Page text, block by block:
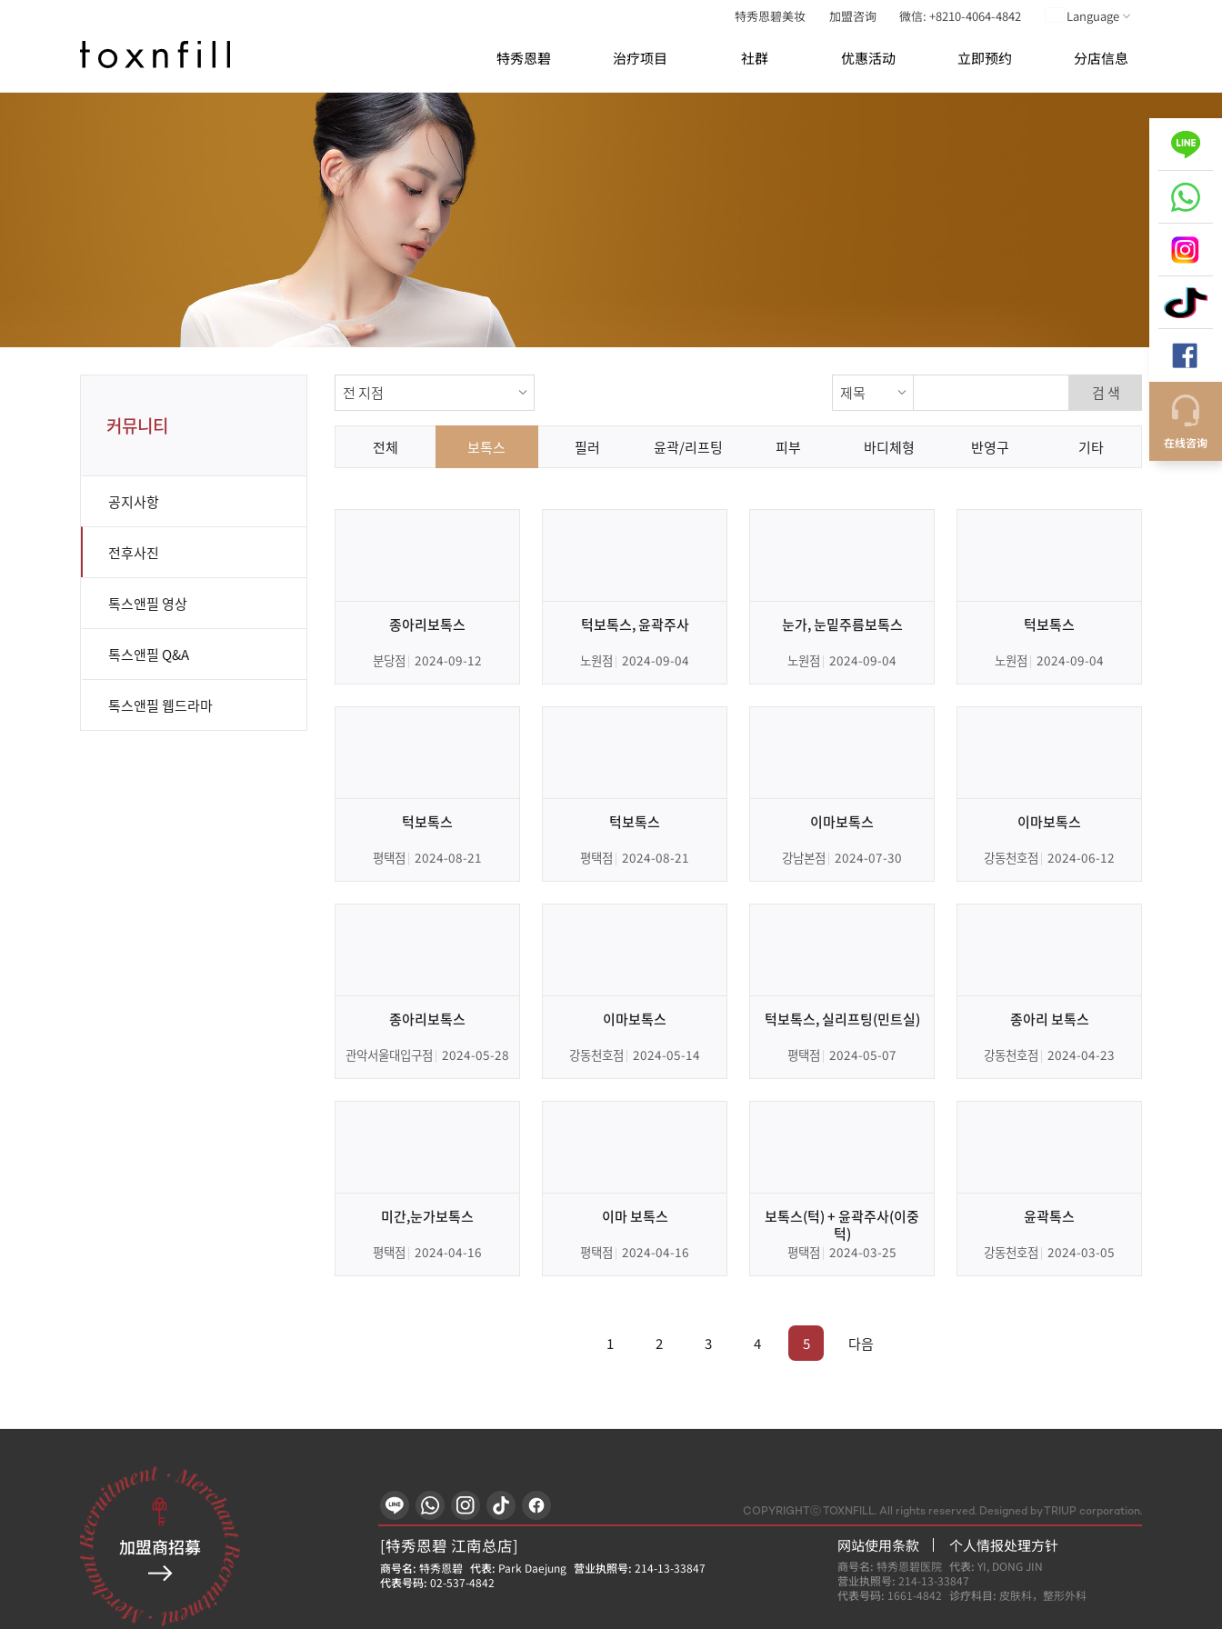
特秀恩碧美妆 加盟咨询 微信: +8210-4064-4842 Language
特秀恩碧 治疗项目 社群 优惠活动 立即预约 分店信息
커뮤니티
공지사항
전후사진
톡스앤필 영상
톡스앤필 Q&A
톡스앤필 웹드라마
검 색
전체 보톡스 필러 윤곽/리프팅 피부 바디체형 반영구 기타
종아리보톡스
분당점 2024-09-12
턱보톡스, 윤곽주사
노원점 2024-09-04
눈가, 눈밑주름보톡스
노원점 2024-09-04
턱보톡스
노원점 2024-09-04
턱보톡스
평택점 2024-08-21
턱보톡스
평택점 2024-08-21
이마보톡스
강남본점 2024-07-30
이마보톡스
강동천호점 2024-06-12
종아리보톡스
관악서울대입구점 2024-05-28
이마보톡스
강동천호점 2024-05-14
턱보톡스, 실리프팅(민트실)
평택점 2024-05-07
종아리 보톡스
강동천호점 2024-04-23
미간,눈가보톡스
평택점 2024-04-16
이마 보톡스
평택점 2024-04-16
보톡스(턱) + 윤곽주사(이중
턱)
평택점 2024-03-25
윤곽톡스
강동천호점 2024-03-05
1 2 3 4 5 다음
加盟商招募
COPYRIGHTⓒ TOXNFILL. All rights reserved. Designed by TRIUP corporation.
[特秀恩碧 江南总店]
商号名: 特秀恩碧 代表: Park Daejung 营业执照号: 214-13-33847
代表号码: 02-537-4842
网站使用条款 个人情报处理方针
商号名: 特秀恩碧医院 代表: YI, DONG JIN
营业执照号: 214-13-33847
代表号码: 1661-4842 诊疗科目: 皮肤科，整形外科
在线咨询